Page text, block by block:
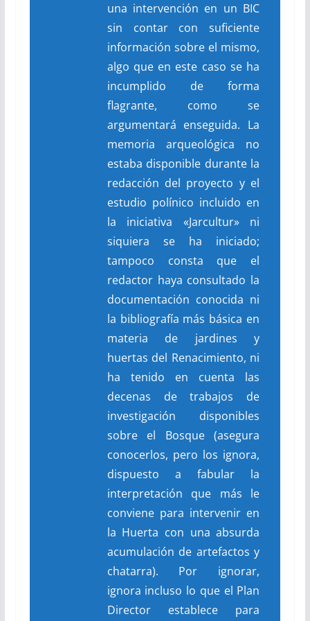
una intervención en un BIC
sin contar con suficiente
información sobre el mismo,
algo que en este caso se ha
incumplido de forma
flagrante, como se
argumentará enseguida. La
memoria arqueológica no
estaba disponible durante la
redacción del proyecto y el
estudio polínico incluido en
la iniciativa «Jarcultur» ni
siquiera se ha iniciado;
tampoco consta que el
redactor haya consultado la
documentación conocida ni
la bibliografía más básica en
materia de jardines y
huertas del Renacimiento, ni
ha tenido en cuenta las
decenas de trabajos de
investigación disponibles
sobre el Bosque (asegura
conocerlos, pero los ignora,
dispuesto a fabular la
interpretación que más le
conviene para intervenir en
la Huerta con una absurda
acumulación de artefactos y
chatarra). Por ignorar,
ignora incluso lo que el Plan
Director establece para